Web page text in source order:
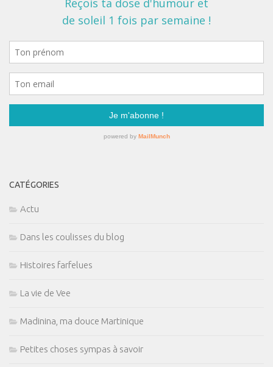
CATÉGORIES
Actu
Dans les coulisses du blog
Histoires farfelues
La vie de Vee
Madinina, ma douce Martinique
Petites choses sympas à savoir